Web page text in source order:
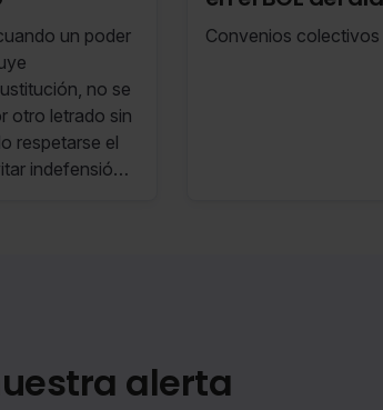
un poder
no se
otro letrado sin
respetarse el
indefensión y
11-25
Convenios colectivos
alerta